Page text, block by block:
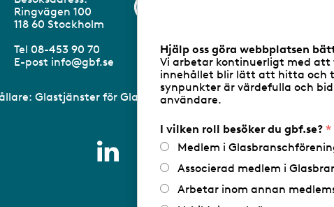
Ringvägen 100
118 60 Stockholm
Tel 08-453 90 70
E-post info@gbf.se
Glastjänster för Glasbranschföreningen AB - Ansvarig
a
n
d
e
Hjälp oss göra webbplatsen
Vi arbetar kontinuerligt med
innehållet blir lätt att hitta och
synpunkter är värdefulla och
användare.
I vilken roll besöker du gbf.se?
Medlem i
Associerad medlem i
Arbetar inom annan